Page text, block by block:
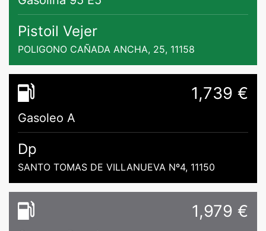
Pistoil Vejer
POLIGONO CAÑADA ANCHA, 25, 11158
1,739 €
Gasoleo A
Dp
SANTO TOMAS DE VILLANUEVA Nº4, 11150
1,979 €